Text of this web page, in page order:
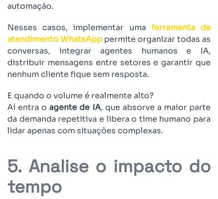
automação.
Nesses casos, implementar uma ferramenta de
atendimento WhatsApp permite organizar todas as
conversas, integrar agentes humanos e IA,
distribuir mensagens entre setores e garantir que
nenhum cliente fique sem resposta.
E quando o volume é realmente alto?
Aí entra oagente de IA, que absorve a maior parte
da demanda repetitiva e libera o time humano para
lidar apenas com situações complexas.
5. Analise o impacto do
tempo